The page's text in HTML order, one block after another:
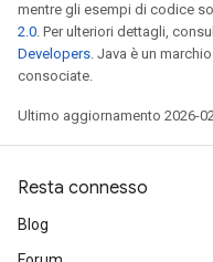
mentre gli esempi di codice
2.0. Per ulteriori dettagli,
Developers. Java è un
consociate.
Ultimo aggiornamento 2026-
Resta connesso
Blog